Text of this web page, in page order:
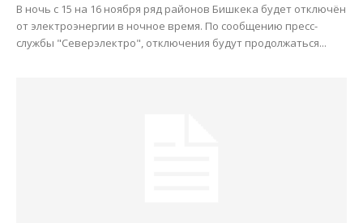
В ночь с 15 на 16 ноября ряд районов Бишкека будет отключён
от электроэнергии в ночное время. По сообщению пресс-
службы "Северэлектро", отключения будут продолжаться...